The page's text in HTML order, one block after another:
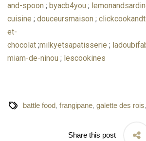
and-spoon ; byacb4you ;
cuisine ; douceursmaison ;
et-
chocolat ;milkyetsapatisserie ;
miam-de-ninou ; lescookines
battle food, frangipane, galette des rois,
Share this post